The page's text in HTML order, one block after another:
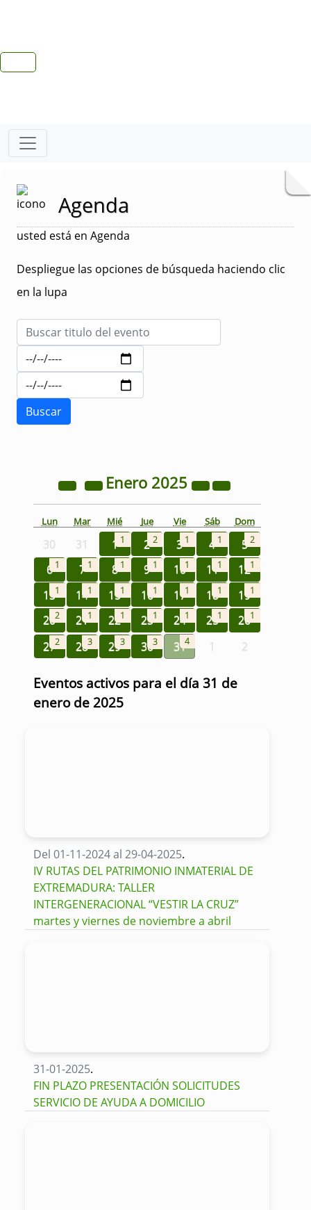
Agenda
usted está en Agenda
Despliegue las opciones de búsqueda haciendo clic
en la lupa
Enero 2025
Lun Mar Mié Jue Vie Sáb Dom
30 31 1 1 2 2 3 1 4 1 52
6 1 7 1 8 1 9 1 101 111 121
131 141 151 161 171 181 191
202 211 221 231 241 251 261
272 283 293 303 314 1 2
Eventos activos para el día 31 de
enero de 2025
Del 01-11-2024 al 29-04-2025.
IV RUTAS DEL PATRIMONIO INMATERIAL DE
EXTREMADURA: TALLER
INTERGENERACIONAL “VESTIR LA CRUZ”
martes y viernes de noviembre a abril
31-01-2025.
FIN PLAZO PRESENTACIÓN SOLICITUDES
SERVICIO DE AYUDA A DOMICILIO